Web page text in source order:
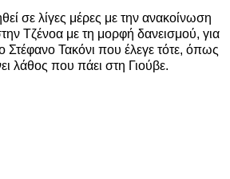
σε λίγες μέρες με την ανακοίνωση
Τζένοα με τη μορφή δανεισμού, για
ο Στέφανο Τακόνι που έλεγε τότε, όπως
λάθος που πάει στη Γιούβε.